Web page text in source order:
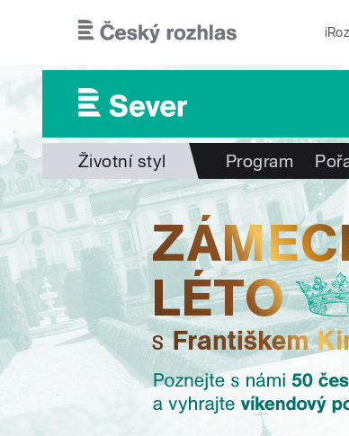
Životní styl Program